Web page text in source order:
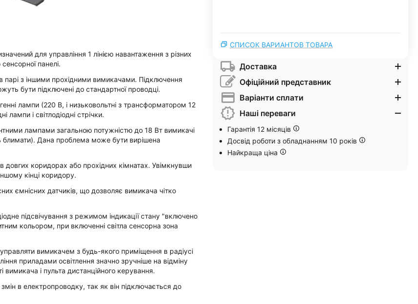
СПИСОК ВАРИАНТОВ ТОВАРА
Доставка
Офіційний представник
Варіанти сплати
Наші переваги
Гарантія 12 місяців
Досвід роботи з обладнанням 10 років
Найкраща ціна
для управління 1 лінією навантаження з різних
панелі.
парі з іншими прохідними вимикачами. Підключення
бути підключені до стандартної проводці.
лампи (220 В, і низьковольтні з трансформатором 12
лампи і світлодіодні стрічки.
лампами загальною потужністю до 18 Вт вимикачі
Дана проблема може бути вирішена
довгих коридорах або прохідних кімнатах. Увімкнувши
кінці коридору.
ємнісних датчиків, що дозволяє вимикача чітко
підсвічування з режимом індикації стану "включено
кольором, при включенні світла сенсорна зона
вимикачем з будь-якого приміщення в радіусі
приладами освітлення значно зручніше на відміну
вимикача і пульта дистанційного керування.
в електропроводку, так як він підключається до